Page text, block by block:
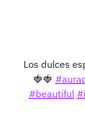
Los dulces
🍓🍓
#beautiful